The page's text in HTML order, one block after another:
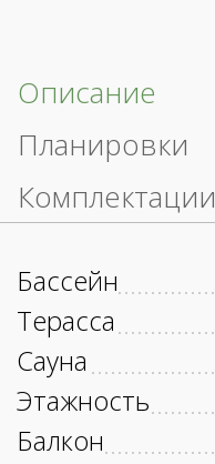
Описание
Планировки
Комплектации
Бассейн
Терасса
Сауна
Этажность
Балкон